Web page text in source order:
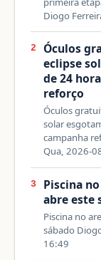
Diogo
2
Óculos
eclipse
de 24
reforço
Óculos
solar
campanha
Qua, 2026-
3
Piscina
abre este
Piscina no
sábado
16:49